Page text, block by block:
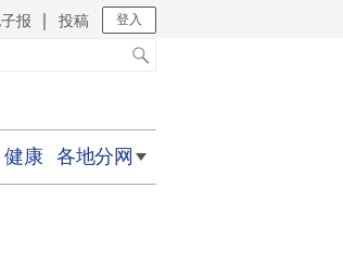
报 投稿 登入
健康 各地分网